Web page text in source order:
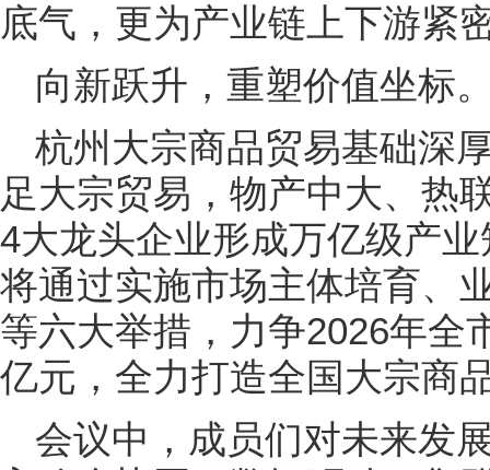
底气，更为产业链上下游紧
向新跃升，重塑价值坐标
杭州大宗商品贸易基础深
足大宗贸易，物产中大、热
4大龙头企业形成万亿级产
将通过实施市场主体培育、
等六大举措，力争2026年全
亿元，全力打造全国大宗商
会议中，成员们对未来